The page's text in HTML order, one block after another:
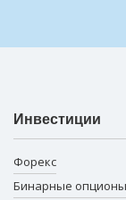
Инвестиции
Форекс
Бинарные опционы